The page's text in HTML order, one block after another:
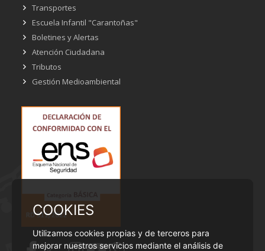
COOKIES
Utilizamos cookies propias y de terceros para
mejorar nuestros servicios mediante el análisis de
Transportes
Escuela Infantil "Carantoñas"
Boletines y Alertas
Atención Ciudadana
Tributos
Gestión Medioambiental